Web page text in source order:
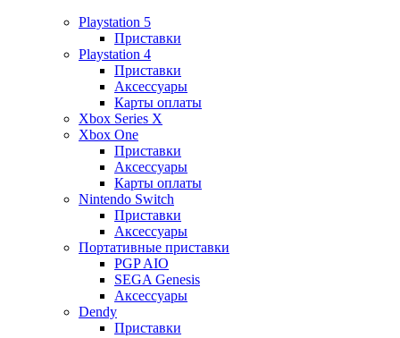
Playstation 5
Приставки
Playstation 4
Приставки
Аксессуары
Карты оплаты
Xbox Series X
Xbox One
Приставки
Аксессуары
Карты оплаты
Nintendo Switch
Приставки
Аксессуары
Портативные приставки
PGP AIO
SEGA Genesis
Аксессуары
Dendy
Приставки